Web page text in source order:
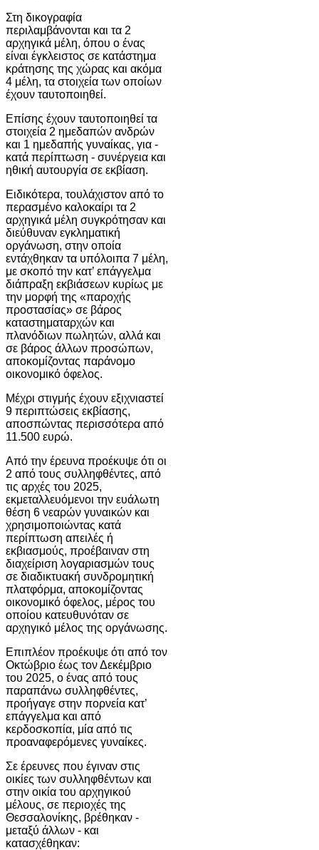
Στη δικογραφία
περιλαμβάνονται και τα 2
αρχηγικά μέλη, όπου ο ένας
είναι έγκλειστος σε κατάστημα
κράτησης της χώρας και ακόμα
4 μέλη, τα στοιχεία των οποίων
έχουν ταυτοποιηθεί.
Επίσης έχουν ταυτοποιηθεί τα
στοιχεία 2 ημεδαπών ανδρών
και 1 ημεδαπής γυναίκας, για -
κατά περίπτωση - συνέργεια και
ηθική αυτουργία σε εκβίαση.
Ειδικότερα, τουλάχιστον από το
περασμένο καλοκαίρι τα 2
αρχηγικά μέλη συγκρότησαν και
διεύθυναν εγκληματική
οργάνωση, στην οποία
εντάχθηκαν τα υπόλοιπα 7 μέλη,
με σκοπό την κατ’ επάγγελμα
διάπραξη εκβιάσεων κυρίως με
την μορφή της «παροχής
προστασίας» σε βάρος
καταστηματαρχών και
πλανόδιων πωλητών, αλλά και
σε βάρος άλλων προσώπων,
αποκομίζοντας παράνομο
οικονομικό όφελος.
Μέχρι στιγμής έχουν εξιχνιαστεί
9 περιπτώσεις εκβίασης,
αποσπώντας περισσότερα από
11.500 ευρώ.
Από την έρευνα προέκυψε ότι οι
2 από τους συλληφθέντες, από
τις αρχές του 2025,
εκμεταλλευόμενοι την ευάλωτη
θέση 6 νεαρών γυναικών και
χρησιμοποιώντας κατά
περίπτωση απειλές ή
εκβιασμούς, προέβαιναν στη
διαχείριση λογαριασμών τους
σε διαδικτυακή συνδρομητική
πλατφόρμα, αποκομίζοντας
οικονομικό όφελος, μέρος του
οποίου κατευθυνόταν σε
αρχηγικό μέλος της οργάνωσης.
Επιπλέον προέκυψε ότι από τον
Οκτώβριο έως τον Δεκέμβριο
του 2025, ο ένας από τους
παραπάνω συλληφθέντες,
προήγαγε στην πορνεία κατ’
επάγγελμα και από
κερδοσκοπία, μία από τις
προαναφερόμενες γυναίκες.
Σε έρευνες που έγιναν στις
οικίες των συλληφθέντων και
στην οικία του αρχηγικού
μέλους, σε περιοχές της
Θεσσαλονίκης, βρέθηκαν -
μεταξύ άλλων - και
κατασχέθηκαν: